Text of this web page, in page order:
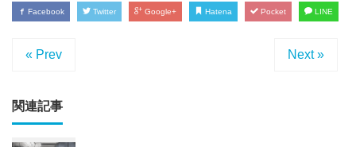
Facebook Twitter Google+ Hatena Pocket LINE
« Prev Next »
関連記事